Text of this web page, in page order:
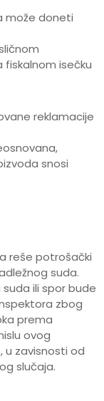
može doneti
fiskalnom isečku
reklamacije
snosi
reše potrošački
suda.
ili spor bude
zbog
prema
ovog
u zavisnosti od
slučaja.